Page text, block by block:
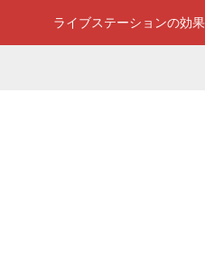
ライブステーションの効果